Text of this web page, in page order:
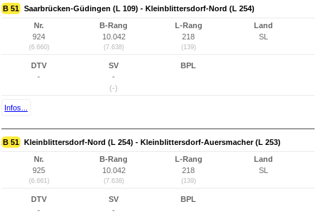
B 51 Saarbrücken-Güdingen (L 109) - Kleinblittersdorf-Nord (L 254)
Nr.
924
(6.660)
B-Rang
10.042
(7.638)
L-Rang
218
(139)
Land
SL
DTV
-
SV
-
(-)
BPL
Infos...
B 51 Kleinblittersdorf-Nord (L 254) - Kleinblittersdorf-Auersmacher (L 253)
Nr.
925
(6.661)
B-Rang
10.042
(7.638)
L-Rang
218
(139)
Land
SL
DTV
-
SV
-
BPL